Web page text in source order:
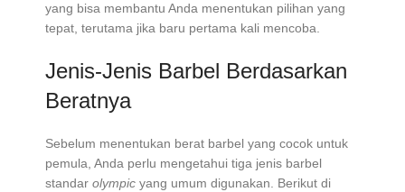
yang bisa membantu Anda menentukan pilihan yang
tepat, terutama jika baru pertama kali mencoba.
Jenis-Jenis Barbel Berdasarkan
Beratnya
Sebelum menentukan berat barbel yang cocok untuk
pemula, Anda perlu mengetahui tiga jenis barbel
standar olympic yang umum digunakan. Berikut di